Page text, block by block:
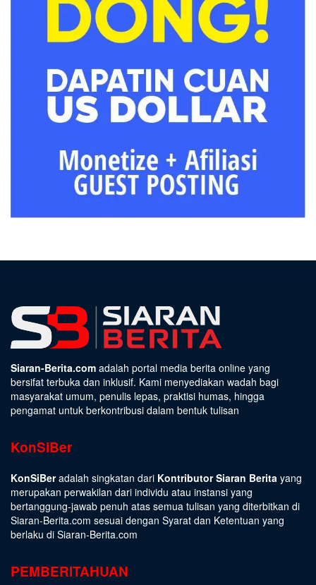
Siaran-Berita.com adalah portal media berita online yang
bersifat terbuka dan inklusif. Kami menyediakan wadah bagi
masyarakat umum, penulis lepas, praktisi humas, hingga
pengamat untuk berkontribusi dalam bentuk tulisan
KonSiBer
KonSiBeradalah singkatan dari Kontributor Siaran Berita yang
merupakan perwakilan dari individu atau instansi yang
bertanggung-jawab penuh atas semua tulisan yang diterbitkan di
Siaran-Berita.com sesuai dengan Syarat dan Ketentuan yang
berlaku di Siaran-Berita.com
PEMBERITAHUAN